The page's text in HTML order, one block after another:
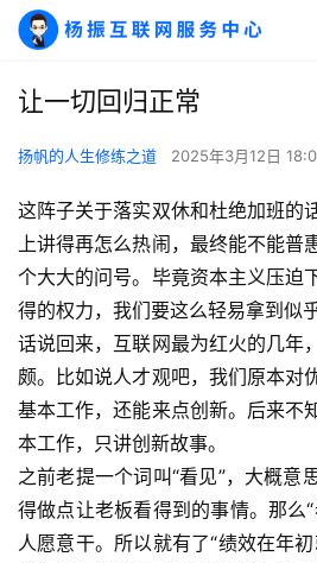
让一切回归正常
扬帆的人生修练之道 2025年3月12日
这阵子关于落实双休和杜绝加班的
上讲得再怎么热闹，最终能不能普
个大大的问号。毕竟资本主义压迫
得的权力，我们要这么轻易拿到似
话说回来，互联网最为红火的几年
颇。比如说人才观吧，我们原本对
基本工作，还能来点创新。后来不
本工作，只讲创新故事。
之前老提一个词叫“看见”，大概意
得做点让老板看得到的事情。那么
人愿意干。所以就有了“绩效在年